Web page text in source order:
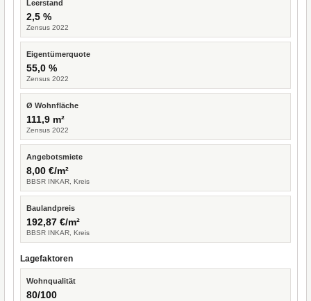
Leerstand
2,5 %
Zensus 2022
Eigentümerquote
55,0 %
Zensus 2022
Ø Wohnfläche
111,9 m²
Zensus 2022
Angebotsmiete
8,00 €/m²
BBSR INKAR, Kreis
Baulandpreis
192,87 €/m²
BBSR INKAR, Kreis
Lagefaktoren
Wohnqualität
80/100